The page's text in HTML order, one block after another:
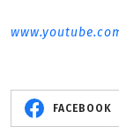
FACEBOOK